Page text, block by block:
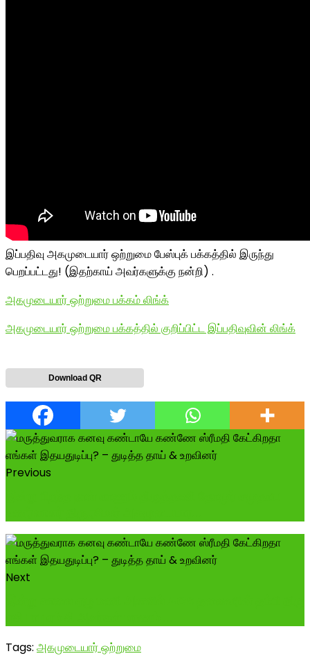
இப்பதிவு அகமுடையார் ஒற்றுமை பேஸ்புக் பக்கத்தில் இருந்து
பெறப்பட்டது! (இதற்காய் அவர்களுக்கு நன்றி) .
அகமுடையார் ஒற்றுமை பக்கம் லிங்க்
அகமுடையார் ஒற்றுமை பக்கத்தில் குறிப்பிட்ட இப்பதிவுவின் லிங்க்
Download QR
Previous
Next
Tags: அகமுடையார் ஒற்றுமை